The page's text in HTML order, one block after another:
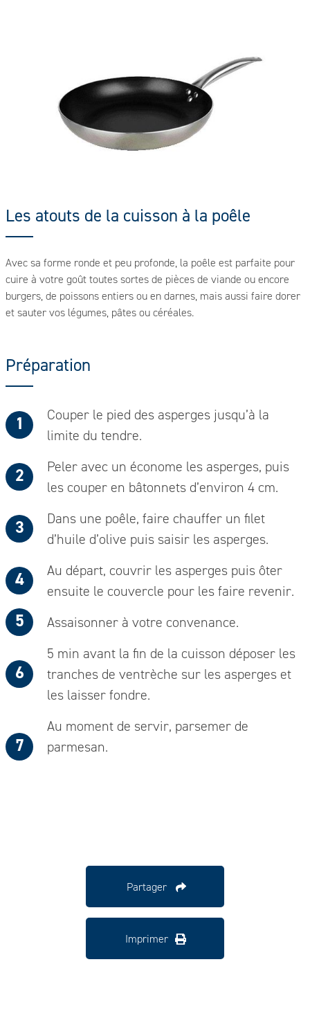
Préparation
Couper le pied des asperges jusqu’à la
limite du tendre.
Peler avec un économe les asperges, puis
les couper en bâtonnets d’environ 4 cm.
Dans une poêle, faire chauffer un filet
d’huile d’olive puis saisir les asperges.
Au départ, couvrir les asperges puis ôter
ensuite le couvercle pour les faire revenir.
Assaisonner à votre convenance.
5 min avant la fin de la cuisson déposer les
tranches de ventrèche sur les asperges et
les laisser fondre.
Au moment de servir, parsemer de
parmesan.
Les atouts de la cuisson à la poêle
Avec sa forme ronde et peu profonde, la poêle est parfaite pour
cuire à votre goût toutes sortes de pièces de viande ou encore
burgers, de poissons entiers ou en darnes, mais aussi faire dorer
et sauter vos légumes, pâtes ou céréales.
Partager
Imprimer